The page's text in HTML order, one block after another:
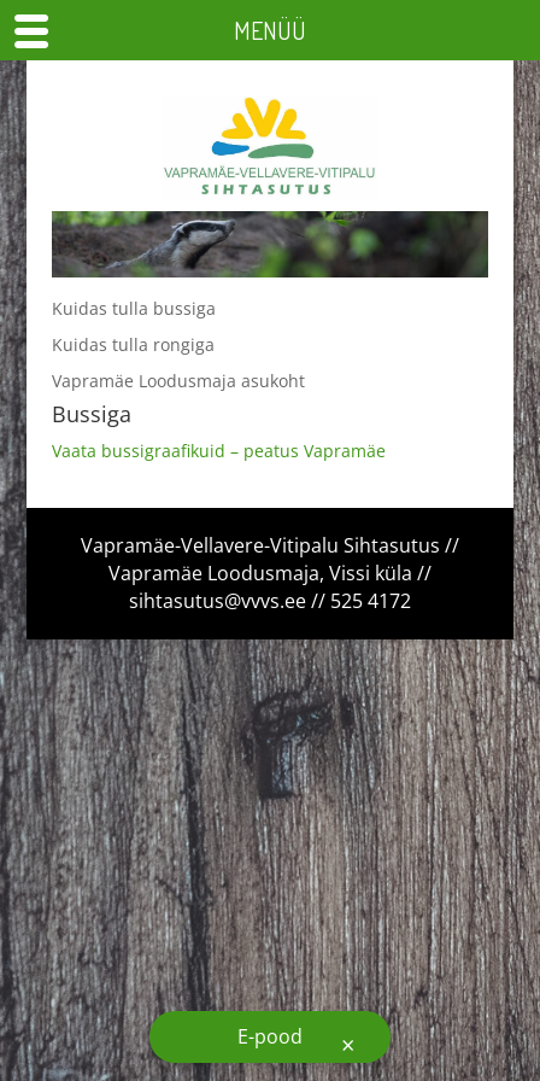
Kuidas tulla bussiga
Kuidas tulla rongiga
Vapramäe Loodusmaja asukoht
Bussiga
Vaata bussigraafikuid – peatus Vapramäe
Vapramäe-Vellavere-Vitipalu Sihtasutus //
Vapramäe Loodusmaja, Vissi küla //
sihtasutus@vvvs.ee // 525 4172
E-pood ×
MENÜÜ